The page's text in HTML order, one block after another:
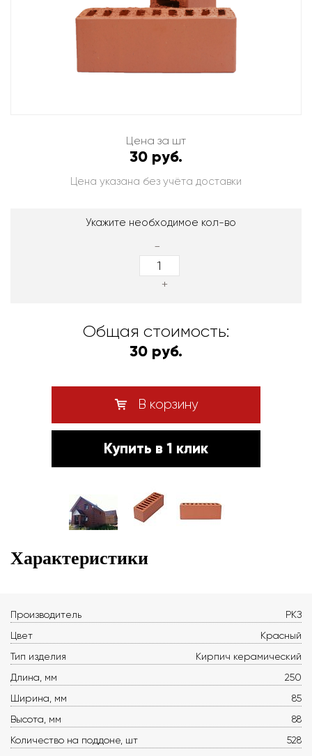
Цена за шт
30 руб.
Цена указана без учёта доставки
Укажите необходимое кол-во
-
+
Общая стоимость:
30 руб.
В корзину
Купить в 1 клик
Характеристики
Производитель
РКЗ
Цвет
Красный
Тип изделия
Кирпич керамический
Длина, мм
250
Ширина, мм
85
Высота, мм
88
Количество на поддоне, шт
528